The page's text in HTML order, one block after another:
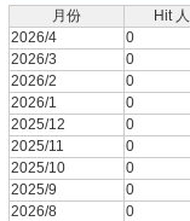
月份
Hit
2026/4
0
2026/3
0
2026/2
0
2026/1
0
2025/12
0
2025/11
0
2025/10
0
2025/9
0
2026/8
0